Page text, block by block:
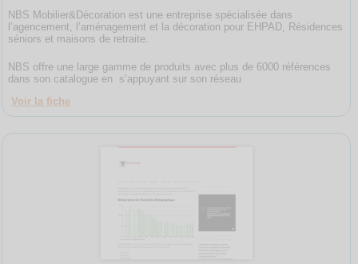
NBS Mobilier&Décoration est une entreprise spécialisée dans
l’agencement, l’aménagement et la décoration pour EHPAD, Résidences
séniors et maisons de retraite.
NBS offre une large gamme de produits avec plus de 6000 références
dans son catalogue en s’appuyant sur son réseau
Voir la fiche